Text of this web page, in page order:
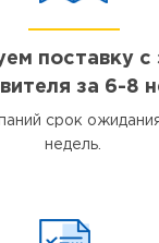
поставку с
за 6-8
срок
недель.